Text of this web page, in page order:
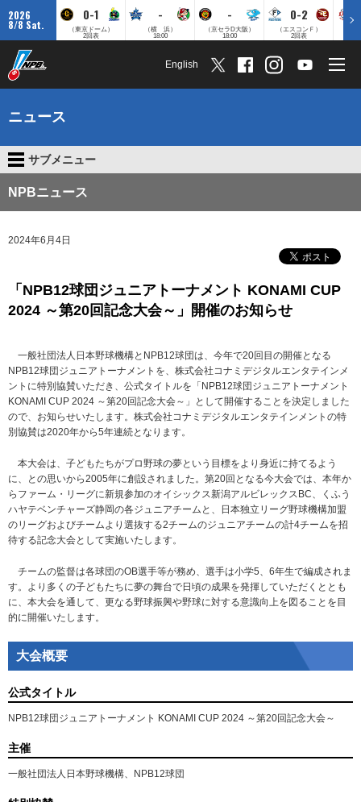
2026
8/8 Sat.
0-1
（東京ドーム）
2回表
-
（横 浜）
18:00
-
（京セラD大阪）
18:00
0-2
（エスコンＦ）
2回表
English
ニュース
サブメニュー
NPBニュース
2024年6月4日
「NPB12球団ジュニアトーナメント KONAMI CUP
2024 ～第20回記念大会～」開催のお知らせ
一般社団法人日本野球機構とNPB12球団は、今年で20回目の開催となる
NPB12球団ジュニアトーナメントを、株式会社コナミデジタルエンタテインメ
ントに特別協賛いただき、公式タイトルを「NPB12球団ジュニアトーナメント
KONAMI CUP 2024 ～第20回記念大会～」として開催することを決定しました
ので、お知らせいたします。株式会社コナミデジタルエンタテインメントの特
別協賛は2020年から5年連続となります。
本大会は、子どもたちがプロ野球の夢という目標をより身近に持てるよう
に、との思いから2005年に創設されました。第20回となる今大会では、本年か
らファーム・リーグに新規参加のオイシックス新潟アルビレックスBC、くふう
ハヤテベンチャーズ静岡の各ジュニアチームと、日本独立リーグ野球機構加盟
のリーグおよびチームより選抜する2チームのジュニアチームの計4チームを招
待する記念大会として実施いたします。
チームの監督は各球団のOB選手等が務め、選手は小学5、6年生で編成されま
す。より多くの子どもたちに夢の舞台で日頃の成果を発揮していただくととも
に、本大会を通して、更なる野球振興や野球に対する意識向上を図ることを目
的に開催いたします。
大会概要
公式タイトル
NPB12球団ジュニアトーナメント KONAMI CUP 2024 ～第20回記念大会～
主催
一般社団法人日本野球機構、NPB12球団